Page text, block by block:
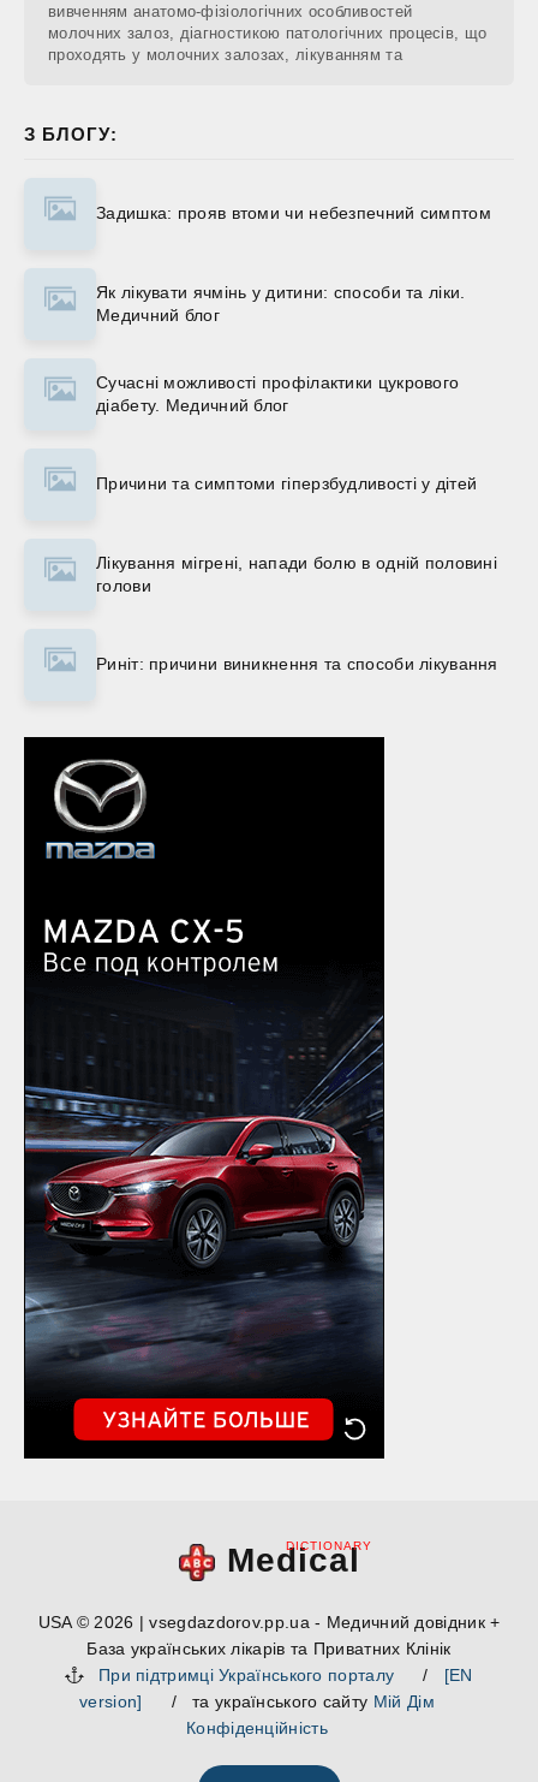
вивченням анатомо-фізіологічних особливостей
молочних залоз, діагностикою патологічних процесів, що
проходять у молочних залозах, лікуванням та
З БЛОГУ:
Задишка: прояв втоми чи небезпечний симптом
Як лікувати ячмінь у дитини: способи та ліки.
Медичний блог
Сучасні можливості профілактики цукрового
діабету. Медичний блог
Причини та симптоми гіперзбудливості у дітей
Лікування мігрені, напади болю в одній половині
голови
Риніт: причини виникнення та способи лікування
Medical
DICTIONARY
USA © 2026 | vsegdazdorov.pp.ua - Медичний довідник +
База українських лікарів та Приватних Клінік
При підтримці Українського порталу
/ [EN
version]
/ та українського сайту Мій Дім
Конфіденційність